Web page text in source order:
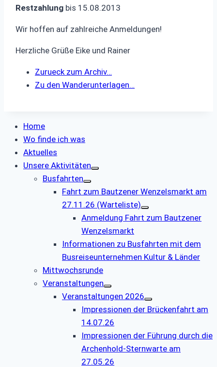
Restzahlung bis 15.08.2013
Wir hoffen auf zahlreiche Anmeldungen!
Herzliche Grüße Eike und Rainer
Zurueck zum Archiv…
Zu den Wanderunterlagen…
Home
Wo finde ich was
Aktuelles
Unsere Aktivitäten
Busfahrten
Fahrt zum Bautzener Wenzelsmarkt am
27.11.26 (Warteliste)
Anmeldung Fahrt zum Bautzener
Wenzelsmarkt
Informationen zu Busfahrten mit dem
Busreiseunternehmen Kultur & Länder
Mittwochsrunde
Veranstaltungen
Veranstaltungen 2026
Impressionen der Brückenfahrt am
14.07.26
Impressionen der Führung durch die
Archenhold-Sternwarte am
27.05.26